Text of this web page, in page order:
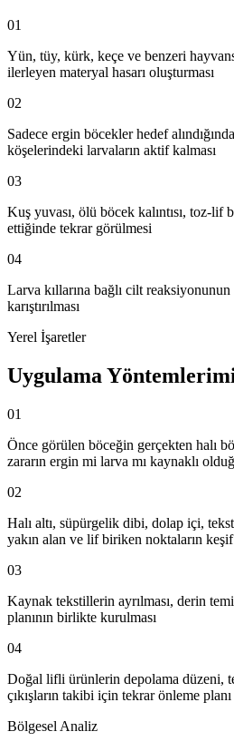
01
Yün, tüy, kürk, keçe ve benzeri
ilerleyen materyal hasarı oluşturması
02
Sadece ergin böcekler hedef
köşelerindeki larvaların aktif kalması
03
Kuş yuvası, ölü böcek kalıntısı, toz-
ettiğinde tekrar görülmesi
04
Larva kıllarına bağlı cilt
karıştırılması
Yerel İşaretler
Uygulama
01
Önce görülen böceğin gerçekten halı
zararın ergin mi larva mı kaynaklı
02
Halı altı, süpürgelik dibi, dolap içi,
yakın alan ve lif biriken noktaların
03
Kaynak tekstillerin ayrılması, derin
planının birlikte kurulması
04
Doğal lifli ürünlerin depolama düzeni,
çıkışların takibi için tekrar önleme
Bölgesel Analiz